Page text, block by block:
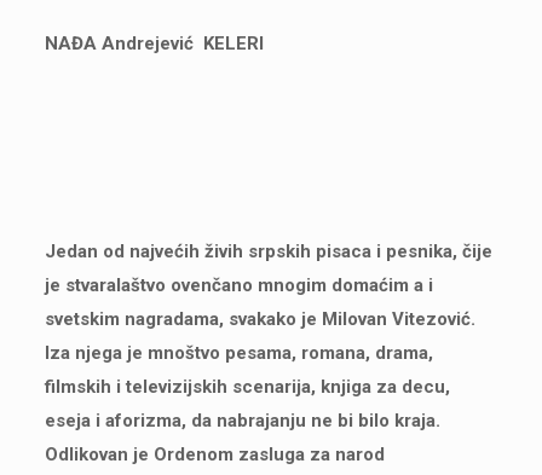
NAĐA Andrejević KELERI
Jedan od najvećih živih srpskih pisaca i pesnika, čije
je stvaralaštvo ovenčano mnogim domaćim a i
svetskim nagradama, svakako je Milovan Vitezović.
Iza njega je mnoštvo pesama, romana, drama,
filmskih i televizijskih scenarija, knjiga za decu,
eseja i aforizma, da nabrajanju ne bi bilo kraja.
Odlikovan je Ordenom zasluga za narod